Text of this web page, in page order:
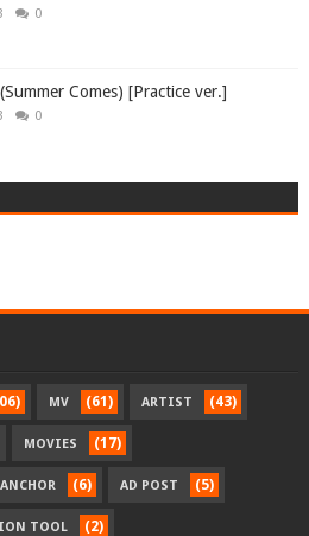
0
Comes) [Practice ver.]
0
MV (61) ARTIST (43)
MOVIES (17)
ANCHOR (6) AD POST (5)
TOOL (2)